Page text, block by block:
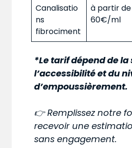
Canalisatio
ns
fibrociment
à partir de
60€/ml
*Le tarif dépend de la
l’accessibilité et du
d’empoussièrement.
👉 Remplissez notre
recevoir une
sans engagement.